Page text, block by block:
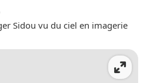
Sidou vu du ciel en imagerie